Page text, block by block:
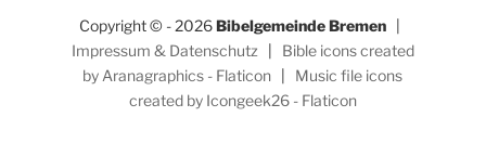
Copyright © - 2026Bibelgemeinde Bremen|
Impressum & Datenschutz
Bible icons created
by Aranagraphics - Flaticon
Music file icons
created by Icongeek26 - Flaticon